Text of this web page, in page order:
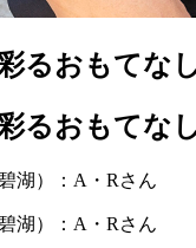
るおもてな
るおもてな
湖）：A・Rさん
湖）：A・Rさん